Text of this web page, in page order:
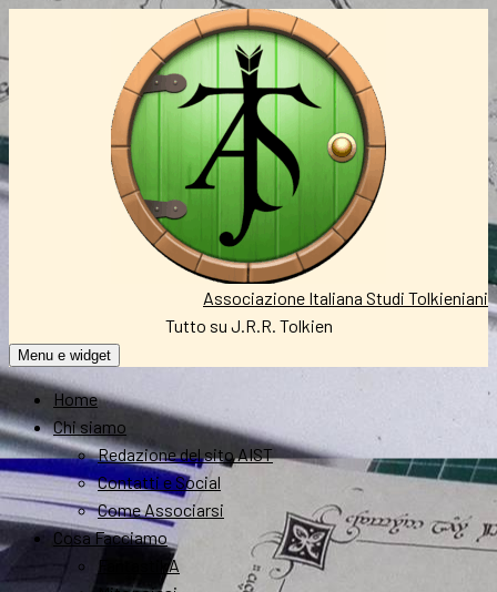
Associazione Italiana Studi Tolkieniani
Tutto su J.R.R. Tolkien
Menu e widget
Home
Chi siamo
Redazione del sito AIST
Contatti e Social
Come Associarsi
Cosa Facciamo
FantastikA